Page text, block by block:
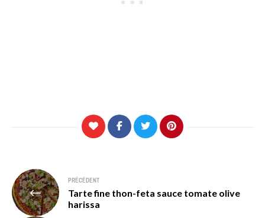
Navigation
de
PRÉCÉDENT
Tarte fine thon-feta sauce tomate olive
harissa